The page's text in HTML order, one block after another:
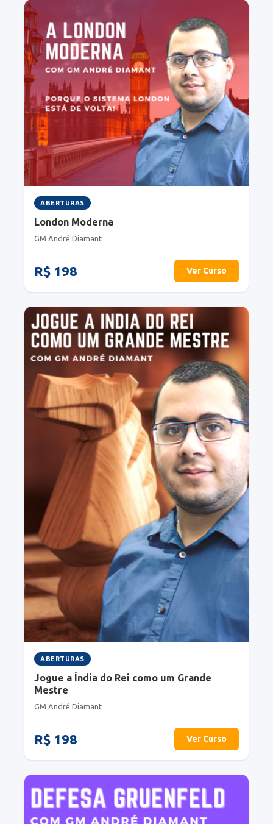
ABERTURAS
London Moderna
GM André Diamant
R$ 198 Ver Curso
ABERTURAS
Jogue a Índia do Rei como um Grande
Mestre
GM André Diamant
R$ 198 Ver Curso